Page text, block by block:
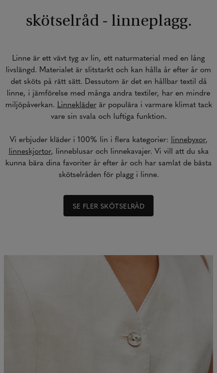
skötselråd - linneplagg.
Linne är ett vävt tyg av lin, ett naturmaterial med en lång
livslängd. Materialet är slitstarkt och kan hålla år efter år om
det sköts på rätt sätt. Dessutom är det en hållbar textil då
linne, i jämförelse med många andra textiler, har en mindre
miljöpåverkan. Linnekläderär populära i varmare klimat tack
vare sin svala och luftiga funktion.
Vi erbjuder kläder i 100% lin i flera kategorier: linnebyxor,
linneskjortor, linneblusar och linnekavajer. Vi vill att du ska
kunna bära dina favoriter år efter år och har samlat de bästa
skötselråden för plagg i linne.
SE FLER SKÖTSELRÅD